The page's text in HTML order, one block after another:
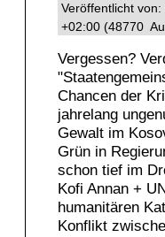
Veröffentlicht
+02:00 (48770
Vergessen?
Chancen der
jahrelang
Gewalt im
Grün in
schon tief im
Kofi Annan +
humanitären
Konflikt